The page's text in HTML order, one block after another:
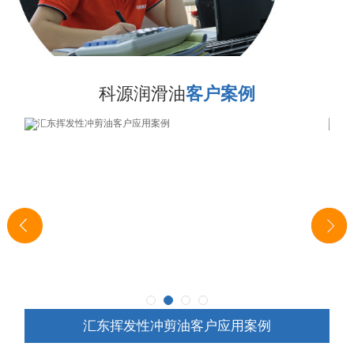
科源润滑油客户案例
汇东挥发性冲剪油客户应用案例